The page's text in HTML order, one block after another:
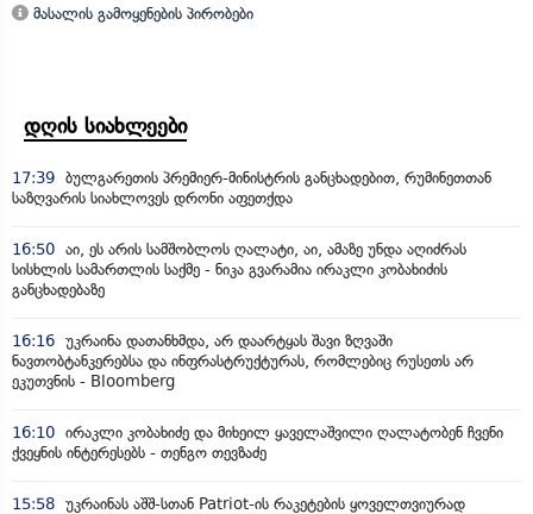
მასალის გამოყენების პირობები
დღის სიახლეები
17:39 ბულგარეთის პრემიერ-მინისტრის განცხადებით, რუმინეთთან
საზღვარის სიახლოვეს დრონი აფეთქდა
16:50 აი, ეს არის სამშობლოს ღალატი, აი, ამაზე უნდა აღიძრას
სისხლის სამართლის საქმე - ნიკა გვარამია ირაკლი კობახიძის
განცხადებაზე
16:16 უკრაინა დათანხმდა, არ დაარტყას შავი ზღვაში
ნავთობტანკერებსა და ინფრასტრუქტურას, რომლებიც რუსეთს არ
ეკუთვნის - Bloomberg
16:10 ირაკლი კობახიძე და მიხეილ ყაველაშვილი ღალატობენ ჩვენი
ქვეყნის ინტერესებს - თენგო თევზაძე
15:58 უკრაინას აშშ-სთან Patriot-ის რაკეტების ყოველთვიურად